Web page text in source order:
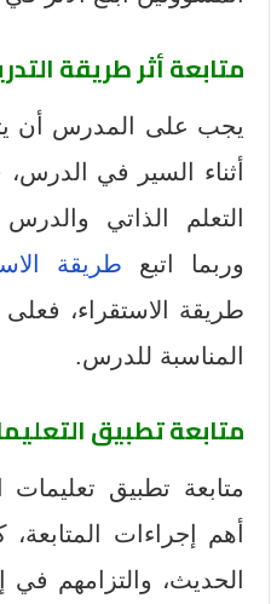
متابعة أثر طريقة
يجب على المدرس أن
أثناء السير في
التعلم الذاتي والدرس
وربما اتبع طريقة
طريقة الاستقراء،
المناسبة للدرس.
متابعة تطبيق
متابعة تطبيق
أهم إجراءات المتابعة،
الحديث، والتزامهم